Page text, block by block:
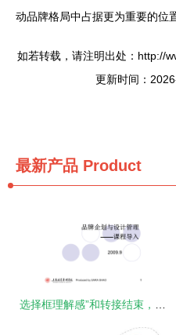
动品牌格局中占据更为重要的位
如若转载，请注明出处：http://
更新时间：
最新产品 Product